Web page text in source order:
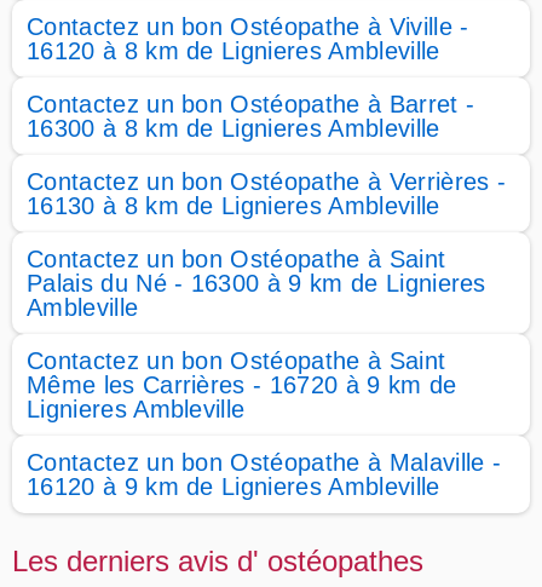
Contactez un bon Ostéopathe à Viville -
16120 à 8 km de Lignieres Ambleville
Contactez un bon Ostéopathe à Barret -
16300 à 8 km de Lignieres Ambleville
Contactez un bon Ostéopathe à Verrières -
16130 à 8 km de Lignieres Ambleville
Contactez un bon Ostéopathe à Saint
Palais du Né - 16300 à 9 km de Lignieres
Ambleville
Contactez un bon Ostéopathe à Saint
Même les Carrières - 16720 à 9 km de
Lignieres Ambleville
Contactez un bon Ostéopathe à Malaville -
16120 à 9 km de Lignieres Ambleville
Les derniers avis d' ostéopathes